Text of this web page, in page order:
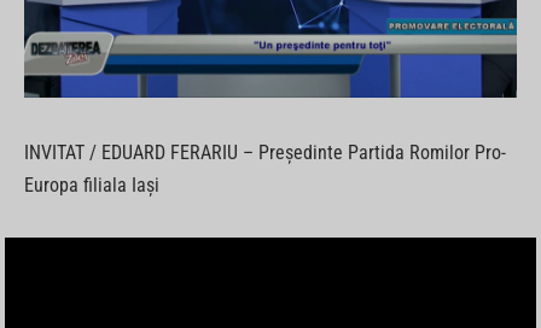
INVITAT / EDUARD FERARIU – Președinte Partida Romilor Pro-
Europa filiala Iași